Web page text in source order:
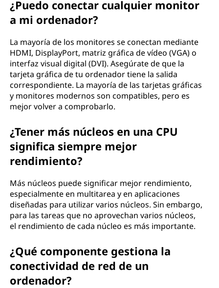
¿Puedo conectar cualquier monitor
a mi ordenador?
La mayoría de los monitores se conectan mediante
HDMI, DisplayPort, matriz gráfica de vídeo (VGA) o
interfaz visual digital (DVI). Asegúrate de que la
tarjeta gráfica de tu ordenador tiene la salida
correspondiente. La mayoría de las tarjetas gráficas
y monitores modernos son compatibles, pero es
mejor volver a comprobarlo.
¿Tener más núcleos en una CPU
significa siempre mejor
rendimiento?
Más núcleos puede significar mejor rendimiento,
especialmente en multitarea y en aplicaciones
diseñadas para utilizar varios núcleos. Sin embargo,
para las tareas que no aprovechan varios núcleos,
el rendimiento de cada núcleo es más importante.
¿Qué componente gestiona la
conectividad de red de un
ordenador?